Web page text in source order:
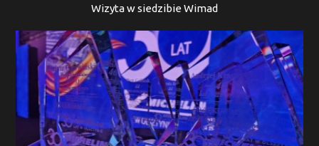
Wizyta w siedzibie Wimad